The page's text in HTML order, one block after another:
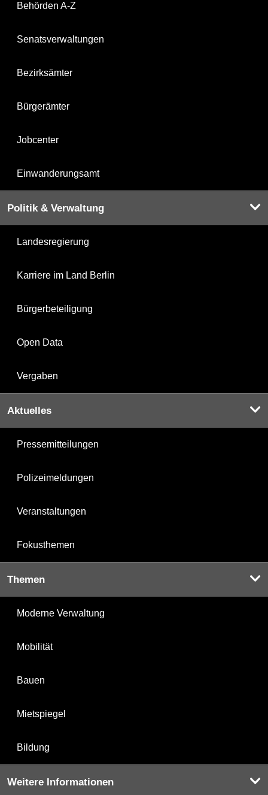
Behörden A-Z
Senatsverwaltungen
Bezirksämter
Bürgerämter
Jobcenter
Einwanderungsamt
Politik & Verwaltung
Landesregierung
Karriere im Land Berlin
Bürgerbeteiligung
Open Data
Vergaben
Aktuelles
Pressemitteilungen
Polizeimeldungen
Veranstaltungen
Fokusthemen
Themen
Moderne Verwaltung
Mobilität
Bauen
Mietspiegel
Bildung
Weitere Informationen